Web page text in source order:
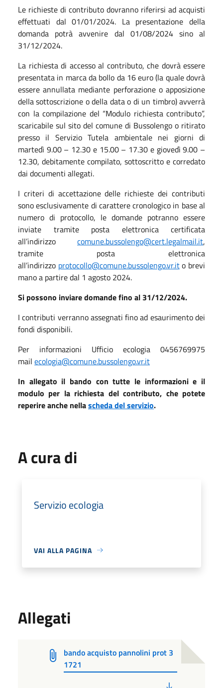
Le richieste di contributo dovranno riferirsi ad acquisti
effettuati dal 01/01/2024. La presentazione della
domanda potrà avvenire dal 01/08/2024 sino al
31/12/2024.
La richiesta di accesso al contributo, che dovrà essere
presentata in marca da bollo da 16 euro (la quale dovrà
essere annullata mediante perforazione o apposizione
della sottoscrizione o della data o di un timbro) avverrà
con la compilazione del “Modulo richiesta contributo”,
scaricabile sul sito del comune di Bussolengo o ritirato
presso il Servizio Tutela ambientale nei giorni di
martedì 9.00 – 12.30 e 15.00 – 17.30 e giovedì 9.00 –
12.30, debitamente compilato, sottoscritto e corredato
dai documenti allegati.
I criteri di accettazione delle richieste dei contributi
sono esclusivamente di carattere cronologico in base al
numero di protocollo, le domande potranno essere
inviate tramite posta elettronica certificata
all’indirizzo comune.bussolengo@cert.legalmail.it,
tramite posta elettronica
all’indirizzo protocollo@comune.bussolengo.vr.ito brevi
mano a partire dal 1 agosto 2024.
Si possono inviare domande fino al 31/12/2024.
I contributi verranno assegnati fino ad esaurimento dei
fondi disponibili.
Per informazioni Ufficio ecologia 0456769975
mail ecologia@comune.bussolengo.vr.it
In allegato il bando con tutte le informazioni e il
modulo per la richiesta del contributo, che potete
reperire anche nellascheda del servizio.
A cura di
Servizio ecologia
VAI ALLA PAGINA
Allegati
bando acquisto pannolini prot 3
1721